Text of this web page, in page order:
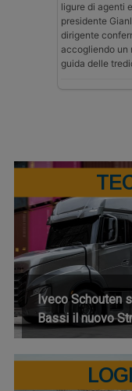
ligure di agenti
presidente
dirigente
accogliendo un
guida delle
Iveco Schouten
Bassi il nuovo